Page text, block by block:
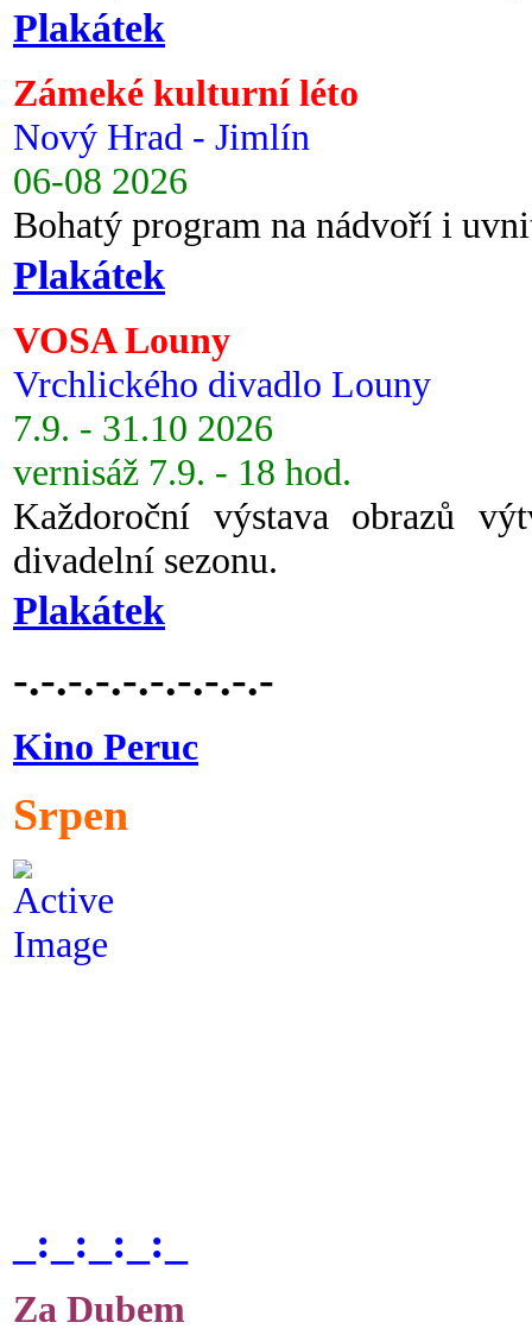
Plakátek
Zámeké kulturní léto
Nový Hrad - Jimlín
06-08 2026
Bohatý program na nádvoří i
Plakátek
VOSA Louny
Vrchlického divadlo Louny
7.9. - 31.10 2026
vernisáž 7.9. - 18 hod.
Každoroční výstava obrazů
divadelní sezonu.
Plakátek
-.-.-.-.-.-.-.-.-.-
Kino Peruc
Srpen
_:_:_:_:_
Za Dubem